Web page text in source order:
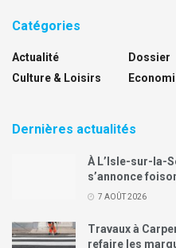
Catégories
Actualité
Culture & Loisirs
Dossier
Dernières actualités
À L’Isle-sur-la-
s’annonce
7 AOÛT 2026
Travaux à
refaire les